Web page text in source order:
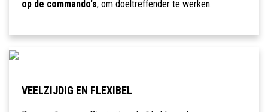
op de commando's, om doeltreffender te werken.
VEELZIJDIG EN FLEXIBEL